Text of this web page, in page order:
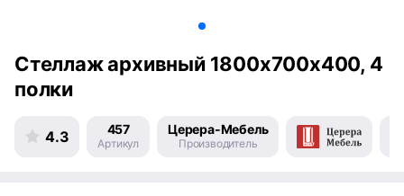
Стеллаж архивный 1800х700х400, 4
полки
4.3 457
Артикул
Церера-Мебель
Производитель